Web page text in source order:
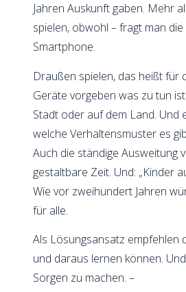
Jahren Auskunft gaben. Mehr
spielen, obwohl – fragt man
Smartphone.
Draußen spielen, das heißt für
Geräte vorgeben was zu tun
Stadt oder auf dem Land. Und
welche Verhaltensmuster es
Auch die ständige Ausweitung
gestaltbare Zeit. Und: „Kinder
Wie vor zweihundert Jahren
für alle.
Als Lösungsansatz empfehlen
und daraus lernen können.
Sorgen zu machen. –